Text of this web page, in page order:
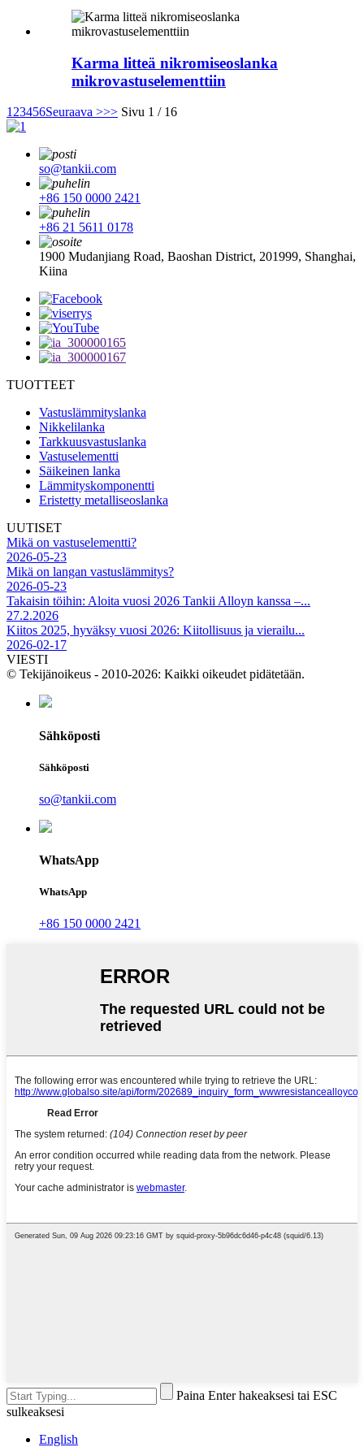
Karma litteä nikromiseoslanka
mikrovastuselementtiin
1 23456Seuraava >>> Sivu 1 / 16
so@tankii.com
+86 150 0000 2421
+86 21 5611 0178
1900 Mudanjiang Road, Baoshan District, 201999, Shanghai,
Kiina
TUOTTEET
Vastuslämmityslanka
Nikkelilanka
Tarkkuusvastuslanka
Vastuselementti
Säikeinen lanka
Lämmityskomponentti
Eristetty metalliseoslanka
UUTISET
Mikä on vastuselementti?
2026-05-23
Mikä on langan vastuslämmitys?
2026-05-23
Takaisin töihin: Aloita vuosi 2026 Tankii Alloyn kanssa –...
27.2.2026
Kiitos 2025, hyväksy vuosi 2026: Kiitollisuus ja vierailu...
2026-02-17
VIESTI
© Tekijänoikeus - 2010-2026: Kaikki oikeudet pidätetään.
Sähköposti
Sähköposti
so@tankii.com
WhatsApp
WhatsApp
+86 150 0000 2421
Paina Enter hakeaksesi tai ESC
sulkeaksesi
English